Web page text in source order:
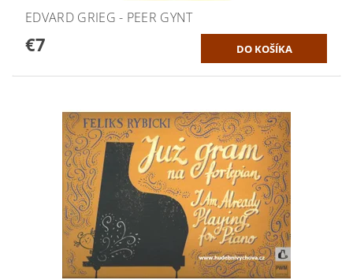
EDVARD GRIEG - PEER GYNT
€7